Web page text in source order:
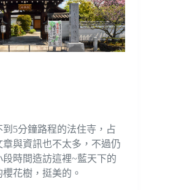
5分鐘路程的法住寺，占
與資訊也不太多，不過仍
時間造訪這裡~藍天下的
花樹，挺美的。